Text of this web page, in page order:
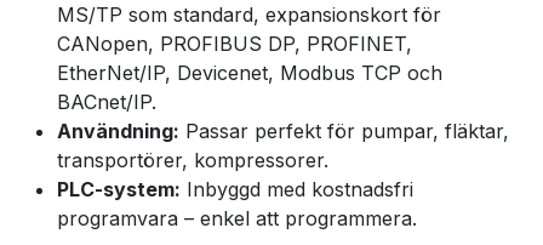
MS/TP som standard, expansionskort för
CANopen, PROFIBUS DP, PROFINET,
EtherNet/IP, Devicenet, Modbus TCP och
BACnet/IP.
Användning: Passar perfekt för pumpar, fläktar,
transportörer, kompressorer.
PLC-system: Inbyggd med kostnadsfri
programvara – enkel att programmera.